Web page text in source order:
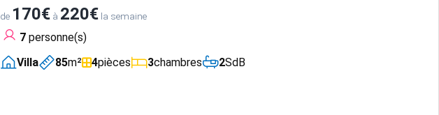
de 170€à 220€la semaine
7personne(s)
Villa
85m² 4pièces 3chambres 2SdB